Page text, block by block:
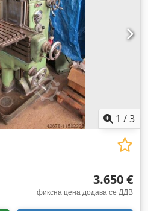
1 /3
3.650 €
фиксна цена додава се ДДВ